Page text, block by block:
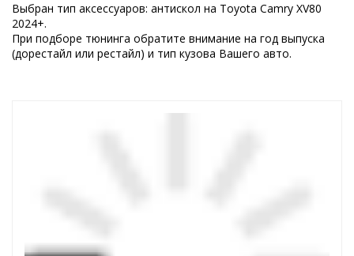
Выбран тип аксессуаров: антискол на Toyota Camry XV80
2024+.
При подборе тюнинга обратите внимание на год выпуска
(дорестайл или рестайл) и тип кузова Вашего авто.